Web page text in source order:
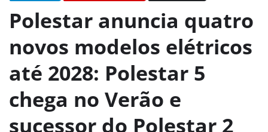
Polestar anuncia quatro
novos modelos elétricos
até 2028: Polestar 5
chega no Verão e
sucessor do Polestar 2